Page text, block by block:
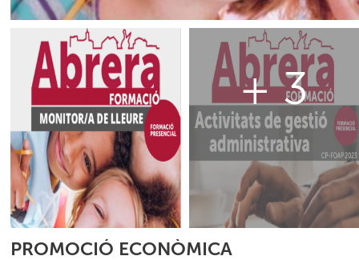
+ 3
PROMOCIÓ ECONÒMICA